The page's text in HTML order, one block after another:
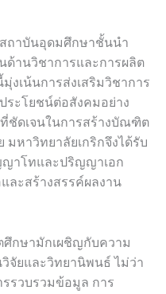
ถาบันอุดมศึกษาชั้นนำ
ด้านวิชาการและการผลิต
เน้นการส่งเสริมวิชาการ
ะโยชน์ต่อสังคมอย่าง
ชัดเจนในการสร้างบัณฑิต
หาวิทยาลัยเกริกจึงได้รับ
ญาโทและปริญญาเอก
ละสร้างสรรค์ผลงาน
กษามักเผชิญกับความ
จัยและวิทยานิพนธ์ ไม่ว่า
รวบรวมข้อมูล การ